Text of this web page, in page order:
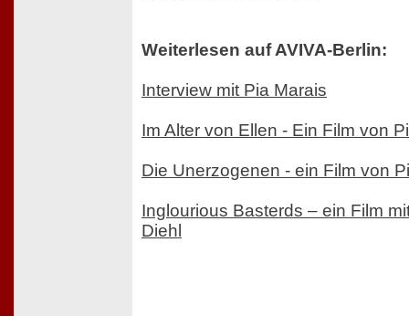
Weiterlesen auf AVIVA-Berlin:
Interview mit Pia Marais
Im Alter von Ellen - Ein Film von
Die Unerzogenen - ein Film von
Inglourious Basterds – ein Film
Diehl